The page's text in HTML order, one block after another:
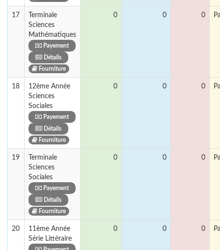
17
Terminale
Sciences
Mathématiques
Payement
Détails
Fourniture
0 0 0
18
12ème Année
Sciences
Sociales
Payement
Détails
Fourniture
0 0 0
19
Terminale
Sciences
Sociales
Payement
Détails
Fourniture
0 0 0
20
11ème Année
Série Littéraire
0 0 0